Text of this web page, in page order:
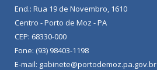
End.: Rua 19 de Novembro, 1610
Centro - Porto de Moz - PA
CEP: 68330-000
Fone: (93) 98403-1198
E-mail: gabinete@portodemoz.pa.gov.br